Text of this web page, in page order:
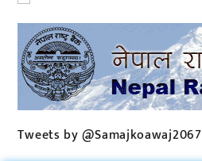
Tweets by @Samajkoawaj2067